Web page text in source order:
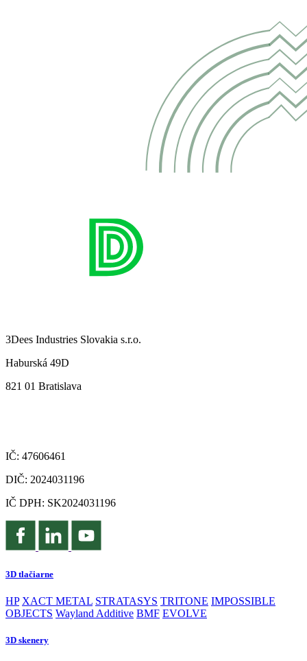
3Dees Industries Slovakia s.r.o.
Haburská 49D
821 01 Bratislava
IČ: 47606461
DIČ: 2024031196
IČ DPH: SK2024031196
3D tlačiarne
HP XACT METAL STRATASYS TRITONE IMPOSSIBLE
OBJECTS Wayland Additive BMF EVOLVE
3D skenery